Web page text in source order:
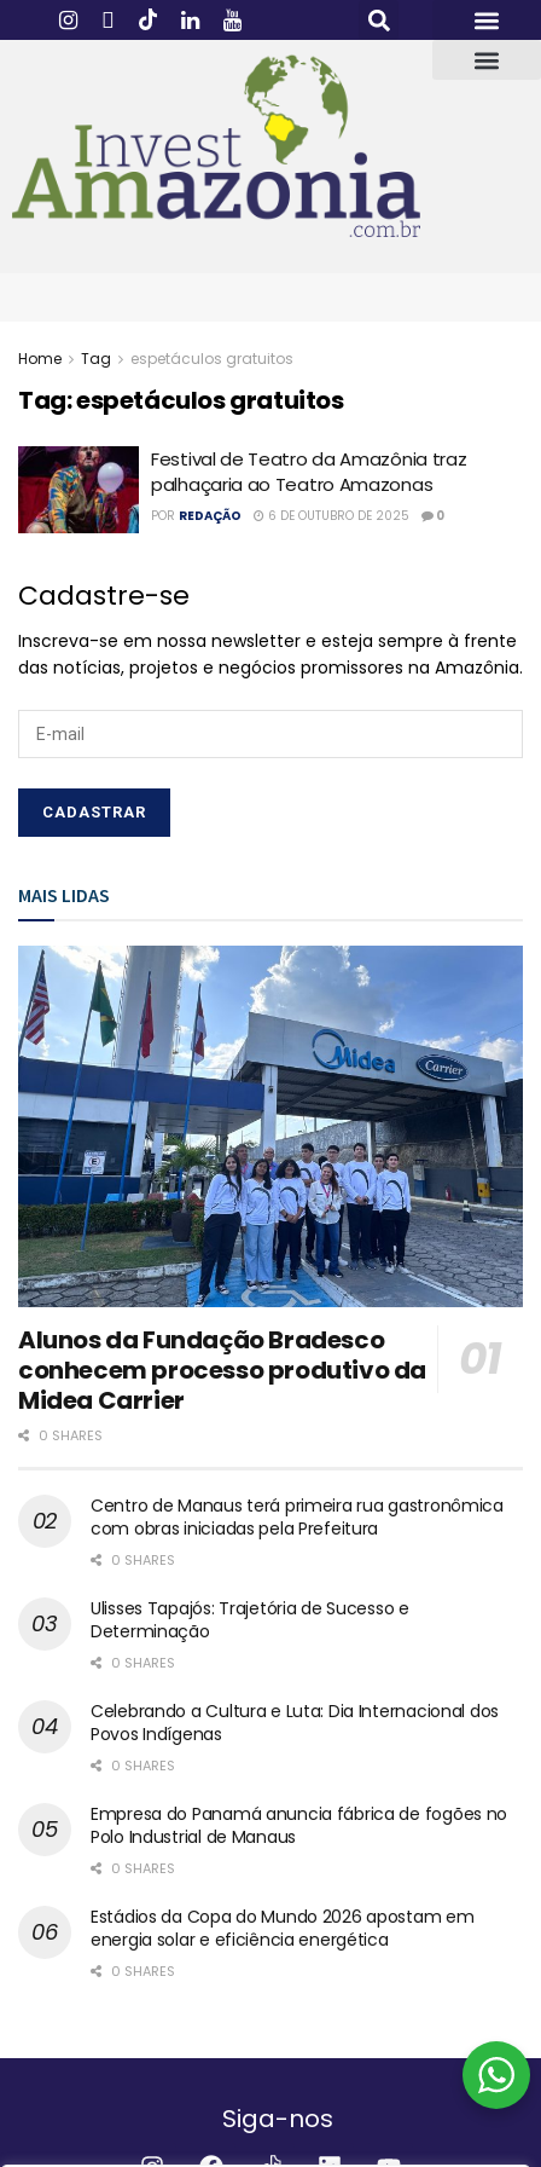
Home Tag espetáculos gratuitos
Tag:espetáculos gratuitos
Festival de Teatro da Amazônia traz
palhaçaria ao Teatro Amazonas
POR REDAÇÃO 6 DE OUTUBRO DE 2025 0
Cadastre-se
Inscreva-se em nossa newsletter e esteja sempre à frente
das notícias, projetos e negócios promissores na Amazônia.
MAIS LIDAS
Alunos da Fundação Bradesco
conhecem processo produtivo da
Midea Carrier
0 SHARES
Centro de Manaus terá primeira rua gastronômica
com obras iniciadas pela Prefeitura
0 SHARES
Ulisses Tapajós: Trajetória de Sucesso e
Determinação
0 SHARES
Celebrando a Cultura e Luta: Dia Internacional dos
Povos Indígenas
0 SHARES
Empresa do Panamá anuncia fábrica de fogões no
Polo Industrial de Manaus
0 SHARES
Estádios da Copa do Mundo 2026 apostam em
energia solar e eficiência energética
0 SHARES
Siga-nos